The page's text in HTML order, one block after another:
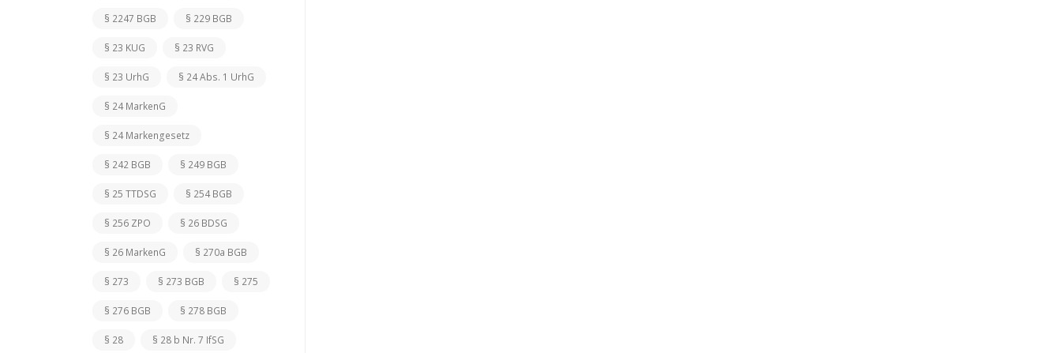
§ 2247 BGB § 229 BGB
§ 23 KUG § 23 RVG
§ 23 UrhG § 24 Abs. 1 UrhG
§ 24 MarkenG
§ 24 Markengesetz
§ 242 BGB § 249 BGB
§ 25 TTDSG § 254 BGB
§ 256 ZPO § 26 BDSG
§ 26 MarkenG § 270a BGB
§ 273 § 273 BGB § 275
§ 276 BGB § 278 BGB
§ 28 § 28 b Nr. 7 IfSG